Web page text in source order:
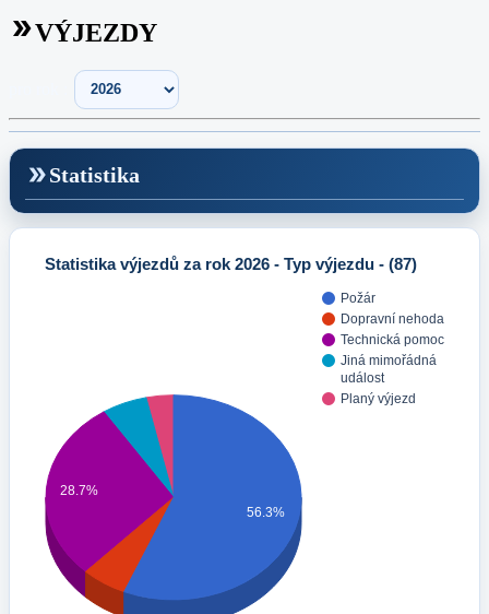
double_arrowVÝJEZDY
double_arrowStatistika
Statistika výjezdů za rok 2026 - Typ výjezdu - (87)
Požár
Dopravní nehoda
Technická pomoc
Jiná mimořádná
událost
Planý výjezd
28.7%
56.3%